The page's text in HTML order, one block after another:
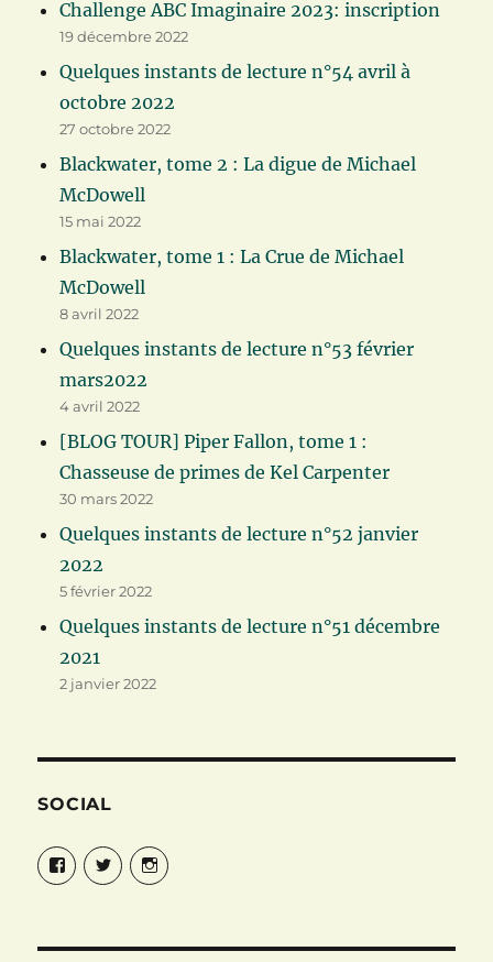
Challenge ABC Imaginaire 2023: inscription
19 décembre 2022
Quelques instants de lecture n°54 avril à
octobre 2022
27 octobre 2022
Blackwater, tome 2 : La digue de Michael
McDowell
15 mai 2022
Blackwater, tome 1 : La Crue de Michael
McDowell
8 avril 2022
Quelques instants de lecture n°53 février
mars2022
4 avril 2022
[BLOG TOUR] Piper Fallon, tome 1 :
Chasseuse de primes de Kel Carpenter
30 mars 2022
Quelques instants de lecture n°52 janvier
2022
5 février 2022
Quelques instants de lecture n°51 décembre
2021
2 janvier 2022
SOCIAL
FacebookTwitterInstagram